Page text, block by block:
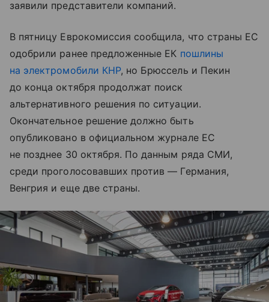
заявили представители компаний.
В пятницу Еврокомиссия сообщила, что страны ЕС
одобрили ранее предложенные ЕК пошлины
на электромобили КНР, но Брюссель и Пекин
до конца октября продолжат поиск
альтернативного решения по ситуации.
Окончательное решение должно быть
опубликовано в официальном журнале ЕС
не позднее 30 октября. По данным ряда СМИ,
среди проголосовавших против — Германия,
Венгрия и еще две страны.